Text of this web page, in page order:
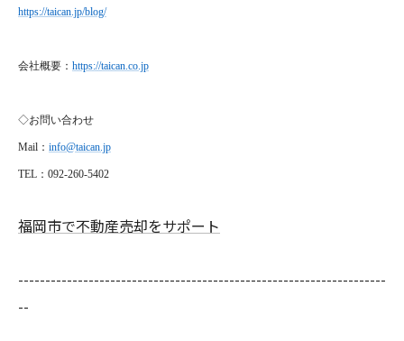
https://taican.jp/blog/
会社概要： https://taican.co.jp
◇お問い合わせ
Mail ： info@taican.jp
TEL ：092-260-5402
福岡市で不動産売却をサポート
--------------------------------------------------------------------
--